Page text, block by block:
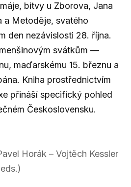
bitvy u Zborova, Jana
a Metoděje, svatého
den nezávislosti 28. října.
svátkům —
maďarskému 15. březnu a
Kniha prostřednictvím
přináší specifický pohled
Československu.
Horák – Vojtěch Kessler